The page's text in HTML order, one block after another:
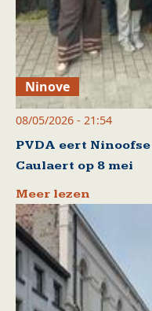
Ninove
08/05/2026 - 21:54
PVDA eert
Caulaert op 8 mei
Meer lezen